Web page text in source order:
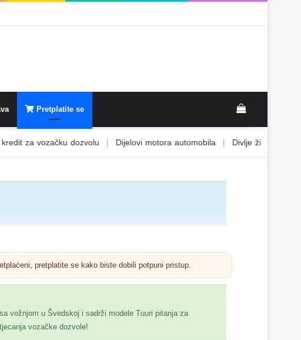
Pretplatite se
vozačku dozvolu | Dijelovi motora automobila | Divlje životinje |
se pogledati u sljedećim situacijama:
pretplatite se kako biste dobili potpuni pristup.
vožnjom u Švedskoj i sadrži modele Tuuri pitanja za
vozačke dozvole!